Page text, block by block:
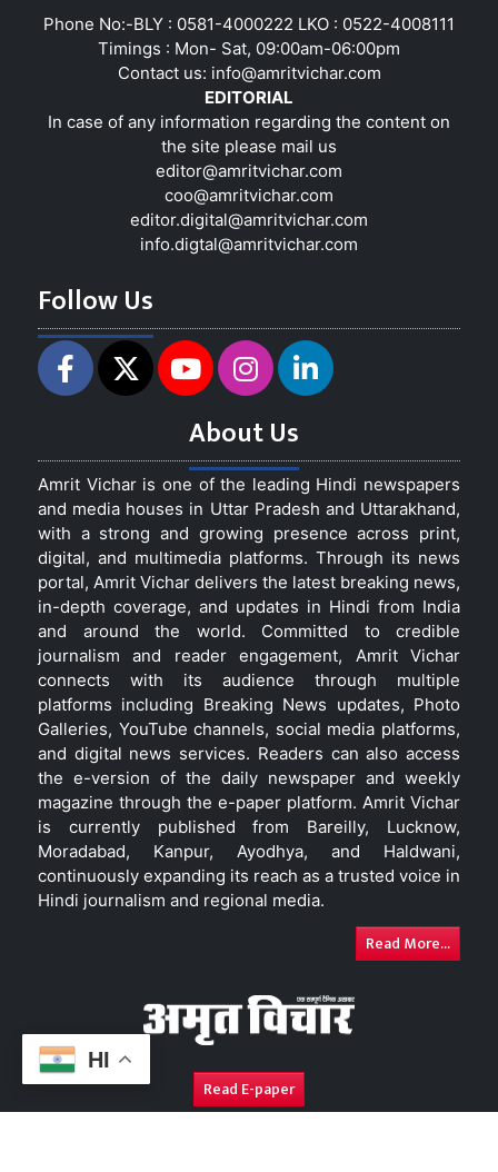
HI
Phone No:-BLY : 0581-4000222 LKO : 0522-4008111
Timings : Mon- Sat, 09:00am-06:00pm
Contact us: info@amritvichar.com
EDITORIAL
In case of any information regarding the content on
the site please mail us
editor@amritvichar.com
coo@amritvichar.com
editor.digital@amritvichar.com
info.digtal@amritvichar.com
Follow Us
About Us
Amrit Vichar is one of the leading Hindi newspapers
and media houses in Uttar Pradesh and Uttarakhand,
with a strong and growing presence across print,
digital, and multimedia platforms. Through its news
portal, Amrit Vichar delivers the latest breaking news,
in-depth coverage, and updates in Hindi from India
and around the world. Committed to credible
journalism and reader engagement, Amrit Vichar
connects with its audience through multiple
platforms including Breaking News updates, Photo
Galleries, YouTube channels, social media platforms,
and digital news services. Readers can also access
the e-version of the daily newspaper and weekly
magazine through the e-paper platform. Amrit Vichar
is currently published from Bareilly, Lucknow,
Moradabad, Kanpur, Ayodhya, and Haldwani,
continuously expanding its reach as a trusted voice in
Hindi journalism and regional media.
Read More...
Read E-paper